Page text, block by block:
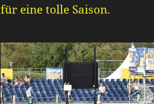
für eine tolle Saison.